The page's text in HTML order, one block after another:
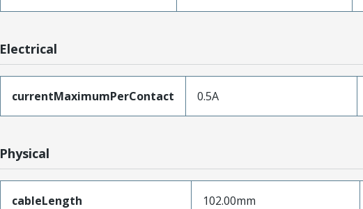
Electrical
currentMaximumPerContact 0.5A
Physical
cableLength 102.00mm